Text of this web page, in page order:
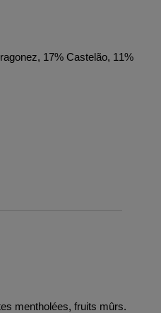
17% Castelão, 11%
mentholées, fruits mûrs.